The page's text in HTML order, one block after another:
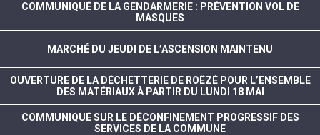
COMMUNIQUÉ DE LA GENDARMERIE : PRÉVENTION VOL DE
MASQUES
MARCHÉ DU JEUDI DE L’ASCENSION MAINTENU
OUVERTURE DE LA DÉCHETTERIE DE ROËZÉ POUR L’ENSEMBLE
DES MATÉRIAUX À PARTIR DU LUNDI 18 MAI
COMMUNIQUÉ SUR LE DÉCONFINEMENT PROGRESSIF DES
SERVICES DE LA COMMUNE